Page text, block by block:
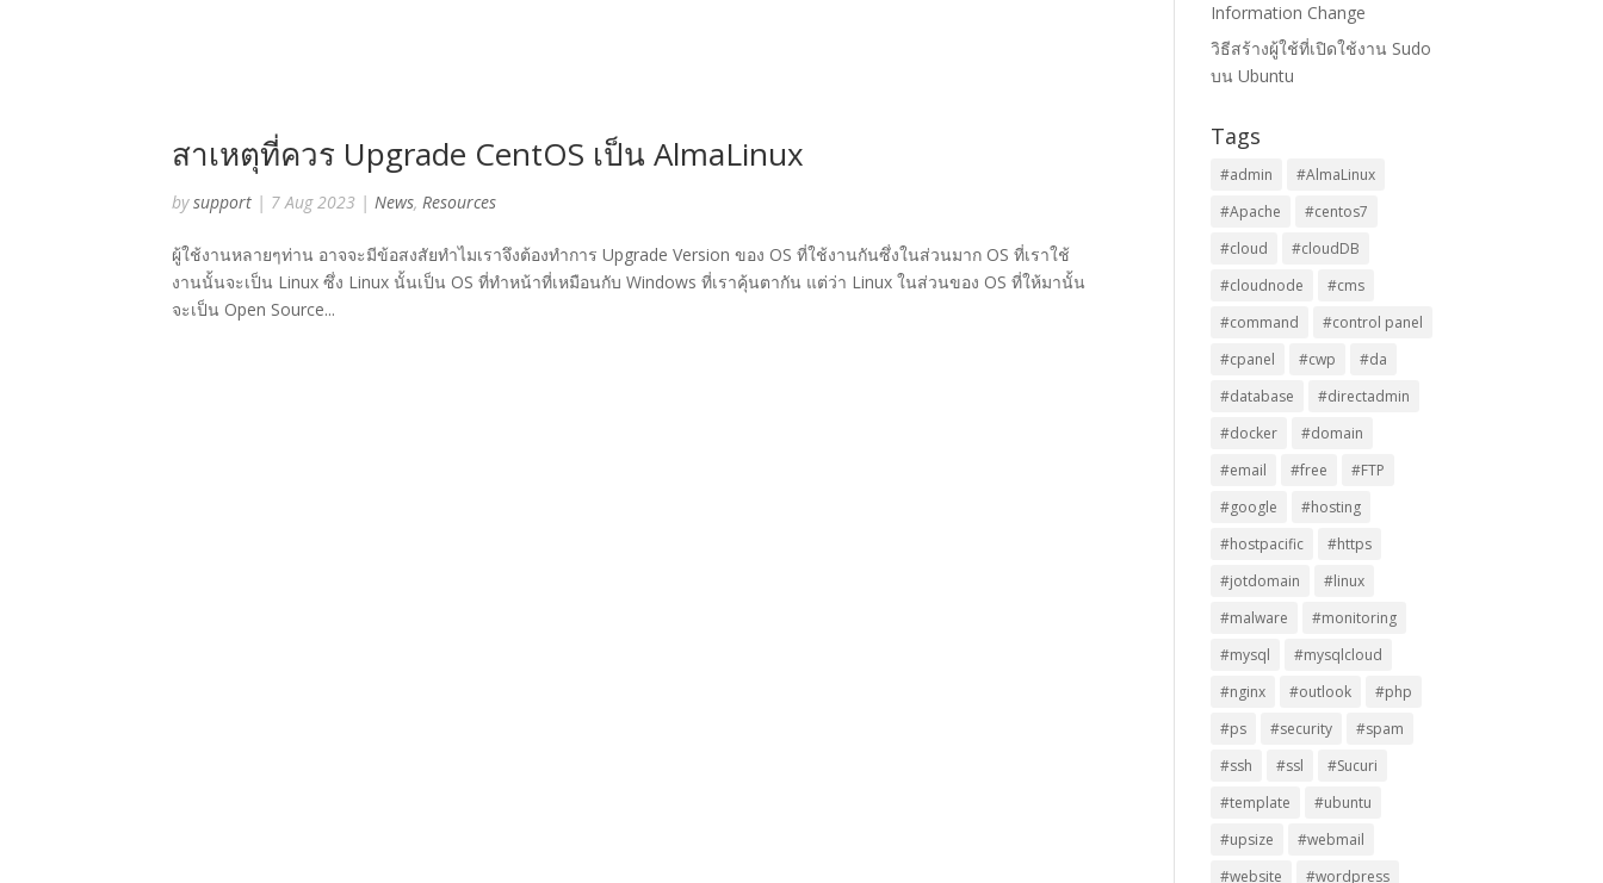
สาเหตุที่ควร Upgrade CentOS เป็น AlmaLinux
bysupport | 7 Aug 2023 |News,Resources
ผู้ใช้งานหลายๆท่าน อาจจะมีข้อสงสัยทำไมเราจึงต้องทำการ Upgrade Version ของ OS ที่ใช้งานกันซึ่งในส่วนมาก OS ที่เราใช้
งานนั้นจะเป็น Linux ซึ่ง Linux นั้นเป็น OS ที่ทำหน้าที่เหมือนกับ Windows ที่เราคุ้นตากัน แต่ว่า Linux ในส่วนของ OS ที่ให้มานั้น
จะเป็น Open Source...
Information Change
วิธีสร้างผู้ใช้ที่เปิดใช้งาน Sudo
บน Ubuntu
Tags
#admin
#AlmaLinux
#Apache
#centos7
#cloud
#cloudDB
#cloudnode
#cms
#command
#control panel
#cpanel
#cwp
#da
#database
#directadmin
#docker
#domain
#email
#free
#FTP
#google
#hosting
#hostpacific
#https
#jotdomain
#linux
#malware
#monitoring
#mysql
#mysqlcloud
#nginx
#outlook
#php
#ps
#security
#spam
#ssh
#ssl
#Sucuri
#template
#ubuntu
#upsize
#webmail
#website
#wordpress